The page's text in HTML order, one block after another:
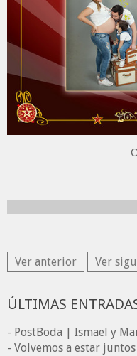
Ver anterior Ver
ÚLTIMAS
- PostBoda | Ismael y
- Volvemos a estar juntos